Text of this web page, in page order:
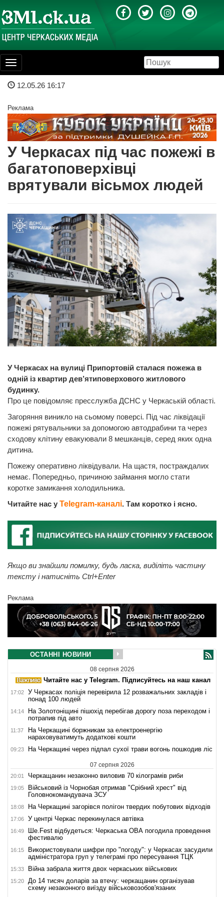
Toggle
navigation
12.05.26 16:17
Реклама
У Черкасах під час пожежі в
багатоповерхівці
врятували вісьмох людей
У Черкасах на вулиці Припортовій сталася пожежа в
одній із квартир дев’ятиповерхового житлового
будинку.
Про це повідомляє пресслужба ДСНС у Черкаській області.
Загоряння виникло на сьомому поверсі. Під час ліквідації
пожежі рятувальники за допомогою автодрабини та через
сходову клітину евакуювали 8 мешканців, серед яких одна
дитина.
Пожежу оперативно ліквідували. На щастя, постраждалих
немає. Попередньо, причиною займання могло стати
коротке замикання холодильника.
Читайте нас у Telegram-каналі. Там коротко і ясно.
Якщо ви знайшли помилку, будь ласка, виділіть частину
тексту і натисніть Ctrl+Enter
Реклама
ОСТАННІ НОВИНИ
08 серпня 2026
Читайте нас у Telegram. Підписуйтесь на наш канал
17:02
У Черкасах поліція перевірила 12 розважальних закладів і
понад 100 людей
14:14
На Золотоніщині пішохід перебігав дорогу поза переходом і
потрапив під авто
11:37
На Черкащині боржникам за електроенергію
нараховуватимуть додаткові кошти
09:23 На Черкащині через підпал сухої трави вогонь пошкодив ліс
07 серпня 2026
20:01 Черкащанин незаконно виловив 70 кілограмів риби
19:05
Військовий із Чорнобая отримав "Срібний хрест" від
Головнокомандувача ЗСУ
18:08 На Черкащині загорівся полігон твердих побутових відходів
17:06 У центрі Черкас перекинулася автівка
16:49
Ше.Fest відбудеться: Черкаська ОВА погодила проведення
фестивалю
16:15
Використовували шифри про "погоду": у Черкасах засудили
адміністратора груп у телеграмі про пересування ТЦК
15:33 Війна забрала життя двох черкаських військових
15:20
До 14 тисяч доларів за втечу: черкащанин організував
схему незаконного виїзду військовозобов'язаних